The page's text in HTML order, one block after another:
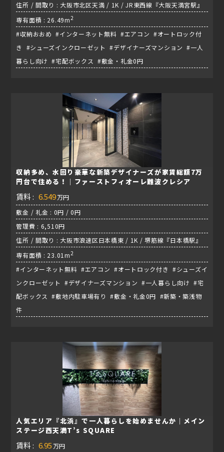
住所 / 間取り : 大阪市北区天満 / 1K / JR東西線『大阪天満宮駅』
専有面積 : 26.49m2
#収納おおめ #インターネット無料 #エアコン #オートロック付
き #シューズインクローゼット #デザイナーズマンション #一人
暮らし向け #宅配ボックス #敷金・礼金0円
収納多め、水回り豪華な新築デザイナーズが家賃総額7万
円台で住める！｜ファーストフィオーレ難波クレシア
賃料 : 6.549万円
敷金 / 礼金 : 0円 / 0円
管理費 : 6,510円
住所 / 間取り : 大阪市浪速区日本橋東 / 1K / 堺筋線『日本橋駅』
専有面積 : 23.01m2
#インターネット無料 #エアコン #オートロック付き #シューズイ
ンクローゼット #デザイナーズマンション #一人暮らし向け #宅
配ボックス #敷地内駐車場有り #敷金・礼金0円 #新築・築浅物
件
人気エリア『北浜』で一人暮らしを始めませんか｜メイン
ステージ西天満T’s SQUARE
賃料 : 6.95 万円